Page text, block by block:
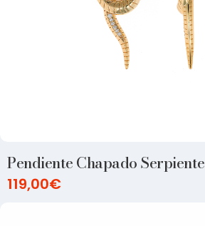
Pendiente Chapado Serpiente
119,00€